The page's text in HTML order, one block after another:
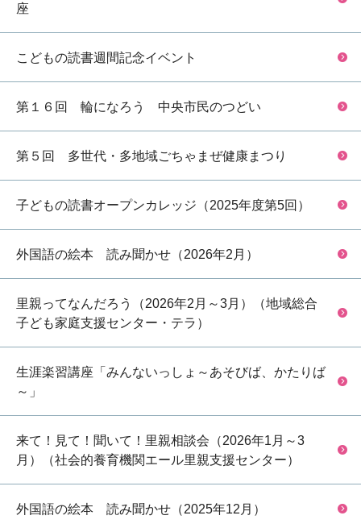
座
こどもの読書週間記念イベント
第１６回 輪になろう 中央市民のつどい
第５回 多世代・多地域ごちゃまぜ健康まつり
子どもの読書オープンカレッジ（2025年度第5回）
外国語の絵本 読み聞かせ（2026年2月）
里親ってなんだろう（2026年2月～3月）（地域総合
子ども家庭支援センター・テラ）
生涯楽習講座「みんないっしょ～あそびば、かたりば
～」
来て！見て！聞いて！里親相談会（2026年1月～3
月）（社会的養育機関エール里親支援センター）
外国語の絵本 読み聞かせ（2025年12月）